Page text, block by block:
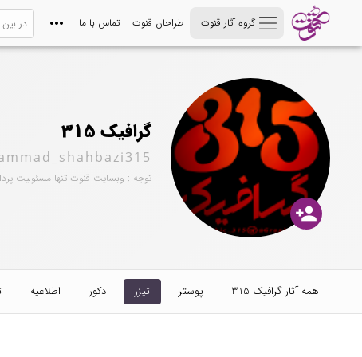
گروه آثار قنوت طراحان قنوت تماس با ما
person_add
گرافیک 315
توجه : وبسایت قنوت تنها مسئولیت
همه آثار گرافیک 315 پوستر تیزر دکور اطلاعیه